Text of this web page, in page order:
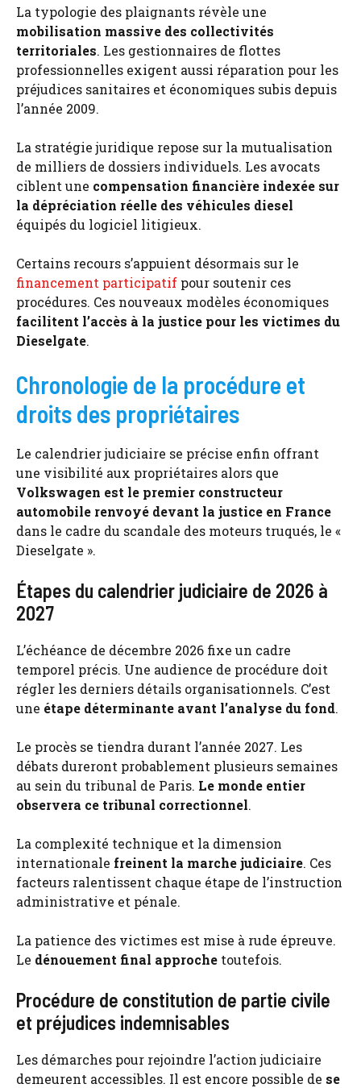
La typologie des plaignants révèle une
mobilisation massive des collectivités
territoriales. Les gestionnaires de flottes
professionnelles exigent aussi réparation pour les
préjudices sanitaires et économiques subis depuis
l’année 2009.
La stratégie juridique repose sur la mutualisation
de milliers de dossiers individuels. Les avocats
ciblent une compensation financière indexée sur
la dépréciation réelle des véhicules diesel
équipés du logiciel litigieux.
Certains recours s’appuient désormais sur le
financement participatif pour soutenir ces
procédures. Ces nouveaux modèles économiques
facilitent l’accès à la justice pour les victimes du
Dieselgate.
Chronologie de la procédure et
droits des propriétaires
Le calendrier judiciaire se précise enfin offrant
une visibilité aux propriétaires alors que
Volkswagen est le premier constructeur
automobile renvoyé devant la justice en France
dans le cadre du scandale des moteurs truqués, le «
Dieselgate ».
Étapes du calendrier judiciaire de 2026 à
2027
L’échéance de décembre 2026 fixe un cadre
temporel précis. Une audience de procédure doit
régler les derniers détails organisationnels. C’est
une étape déterminante avant l’analyse du fond.
Le procès se tiendra durant l’année 2027. Les
débats dureront probablement plusieurs semaines
au sein du tribunal de Paris. Le monde entier
observera ce tribunal correctionnel.
La complexité technique et la dimension
internationale freinent la marche judiciaire. Ces
facteurs ralentissent chaque étape de l’instruction
administrative et pénale.
La patience des victimes est mise à rude épreuve.
Le dénouement final approche toutefois.
Procédure de constitution de partie civile
et préjudices indemnisables
Les démarches pour rejoindre l’action judiciaire
demeurent accessibles. Il est encore possible de se